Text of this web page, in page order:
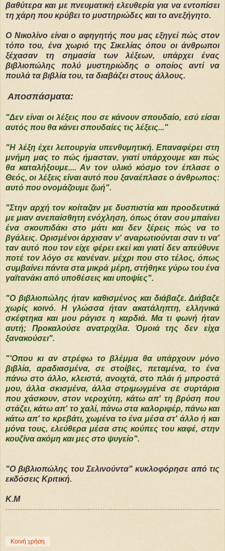
βαθύτερα και με πνευματική ελευθερία για να εντοπίσει
τη χάρη που κρύβει το μυστηριώδες και το ανεξήγητο.
Ο Νικολίνο είναι ο αφηγητής που μας εξηγεί πώς στον
τόπο του, ένα χωριό της Σικελίας όπου οι άνθρωποι
ξέχασαν τη σημασία των λέξεων, υπάρχει ένας
βιβλιοπώλης πολύ μυστηριώδης ο οποίος αντί να
πουλά τα βιβλία του, τα διαβάζει στους άλλους.
Αποσπάσματα:
"Δεν είναι οι λέξεις που σε κάνουν σπουδαίο, εσύ είσαι
αυτός που θα κάνει σπουδαίες τις λέξεις..."
"Η λέξη έχει λειτουργία υπενθυμητική. Επαναφέρει στη
μνήμη μας το πώς ήμασταν, γιατί υπάρχουμε και πώς
θα καταλήξουμε.... Αν τον υλικό κόσμο τον έπλασε ο
Θεός, οι λέξεις είναι αυτό που ξαναέπλασε ο άνθρωπος:
αυτό που ονομάζουμε ζωή".
"Στην αρχή τον κοίταζαν με δυσπιστία και προοδευτικά
με μιαν ανεπαίσθητη ενόχληση, όπως όταν σου μπαίνει
ένα σκουπιδάκι στο μάτι και δεν ξέρεις πώς να το
βγάλεις. Ορισμένοι άρχισαν ν' αναρωτιούνται σαν τι να'
ταν αυτό που τον είχε φέρει εκεί και γιατί δεν απεύθυνε
ποτέ τον λόγο σε κανέναν. μέχρι που στο τέλος, όπως
συμβαίνει πάντα στα μικρά μέρη, στήθηκε γύρω του ένα
γαϊτανάκι από υποθέσεις και υποψίες".
"Ο βιβλιοπώλης ήταν καθισμένος και διάβαζε. Διάβαζε
χωρίς κοινό. Η γλώσσα ήταν ακατάληπτη, ελληνικά
σκέφτηκα και μου ράγισε η καρδιά. Μα τι φωνή ήταν
αυτή; Προκαλούσε ανατριχίλα. Όμοιά της δεν είχα
ξανακούσει".
"'Οπου κι αν στρέφω το βλέμμα θα υπάρχουν μόνο
βιβλία, αραδιασμένα, σε στοίβες, πεταμένα, το ένα
πάνω στο άλλο, κλειστά, ανοιχτά, στο πλάι ή μπροστά
μου, άλλα σκισμένα, άλλα στριμωγμένα σε συρτάρια
που χάσκουν, στον νεροχύτη, κάτω απ' τη βρύση που
στάζει, κάτω απ' το χαλί, πάνω στα καλοριφέρ, πάνω και
κάτω απ' το κρεβάτι, χωμένα το ένα μέσα στ' άλλο ή και
μόνα τους, ελεύθερα μέσα στις κούπες του καφέ, στην
κουζίνα ακόμη και μες στο ψυγείο".
"Ο βιβλιοπώλης του Σελινούντα" κυκλοφόρησε από τις
εκδόσεις Κριτική.
Κ.Μ
Κοινή χρήση